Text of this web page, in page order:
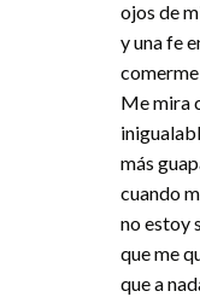
ojos de
y una fe
Me mira
más
cuando
no estoy
que me
que a